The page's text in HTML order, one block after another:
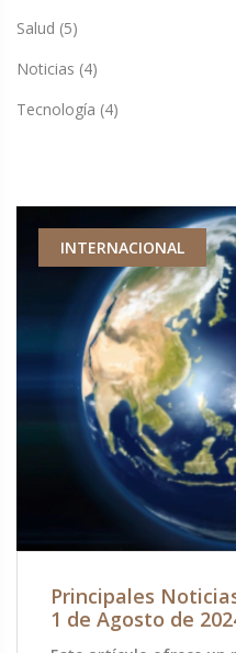
Salud (5)
Noticias (4)
Tecnología (4)
INTERNACIONAL
Principales
1 de Agosto de